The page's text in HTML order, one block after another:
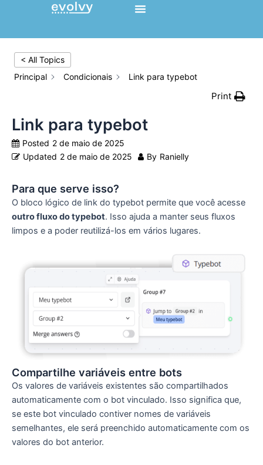
< All Topics
Principal
Condicionais Link para typebot
Print
Link para typebot
Posted 2 de maio de 2025
Updated 2 de maio de 2025 By Ranielly
Para que serve isso?
O bloco lógico de link do typebot permite que você acesse
outro fluxo do typebot. Isso ajuda a manter seus fluxos
limpos e a poder reutilizá-los em vários lugares.
Compartilhe variáveis ​​entre bots
Os valores de variáveis ​​existentes são compartilhados
automaticamente com o bot vinculado. Isso significa que,
se este bot vinculado contiver nomes de variáveis ​​
semelhantes, ele será preenchido automaticamente com os
valores do bot anterior.